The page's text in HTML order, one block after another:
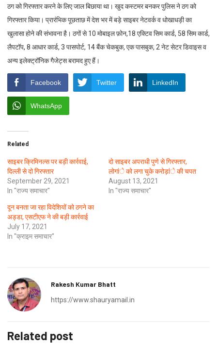
ठग को गिरफ्तार करने के लिए जाल बिछाया था। खुद कस्टमर बनकर पुलिस ने ठग को
गिरफ्तार किया। प्रारंभिक पूछताछ में देश भर में बड़े साइबर नेटवर्क व धोखाधड़ी का
खुलासा होने की संभावना है। ठगों से 10 मोबाइल फ़ोन,18 एक्टिव सिम कार्ड, 58 सिम कार्ड,
लैपटॉप, 8 आधार कार्ड, 3 पासपोर्ट, 14 बैंक चेकबुक, एक पासबुक, 2 नेट सेटर डिवाइस व
अन्य इलेक्ट्रॉनिक गैजेट्स बरामद हुए हैं।
Facebook Twitter LinkedIn
WhatsApp
Related
साइबर क्रिमिनल्स पर बड़ी कार्रवाई,
दिल्ली से दो गिरफ्तार
September 29, 2021
In "राज्य समाचार"
दो साइबर अपराधी पुणे से गिरफ्तार,
लोगांे को लगा चुके करोड़ांे की चपत
August 13, 2021
In "राज्य समाचार"
दून बनता जा रहा विदेशियों को ठगने का
अड्डा, एसटीएफ ने की बड़ी कार्रवाई
July 17, 2021
In "क्राइम समाचार"
Rakesh Kumar Bhatt
https://www.shauryamail.in
Related post